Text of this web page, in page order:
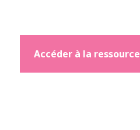
Accéder à la ressource